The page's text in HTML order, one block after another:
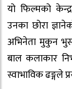
यो फिल्मको
उनका छोरा
अभिनेता मुकुन
बाल कलाकार
स्वाभाविक ढङ्गले